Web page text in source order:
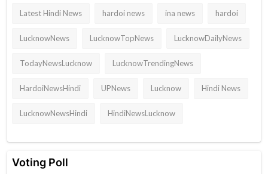
Latest Hindi News hardoi news ina news hardoi
LucknowNews LucknowTopNews LucknowDailyNews
TodayNewsLucknow LucknowTrendingNews
HardoiNewsHindi UPNews Lucknow Hindi News
LucknowNewsHindi HindiNewsLucknow
Voting Poll